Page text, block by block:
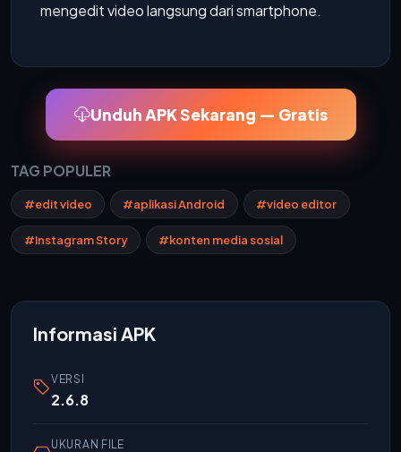
mengedit video langsung dari smartphone.
Unduh APK Sekarang — Gratis
TAG POPULER
#edit video #aplikasi Android #video editor
#Instagram Story #konten media sosial
Informasi APK
VERSI
2.6.8
UKURAN FILE